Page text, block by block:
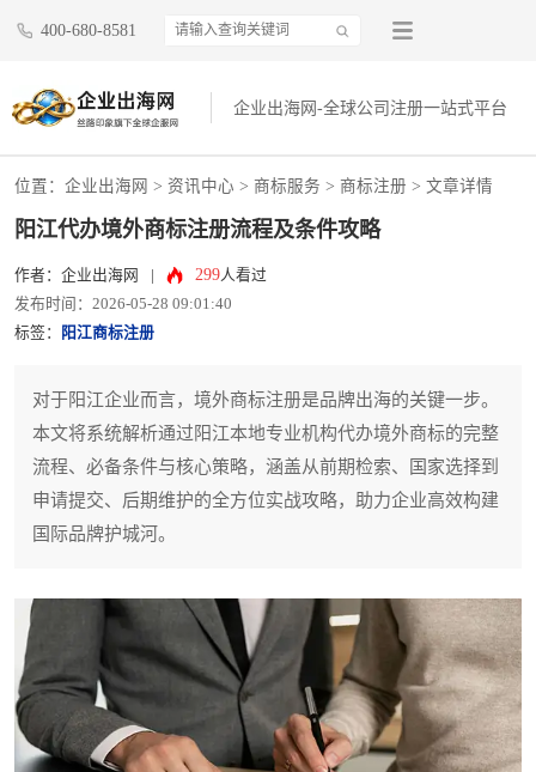
400-680-8581
企业出海网-全球公司注册一站式平台
位置： 企业出海网 > 资讯中心 > 商标服务 > 商标注册 > 文章详情
阳江代办境外商标注册流程及条件攻略
作者：企业出海网 299人看过
发布时间：2026-05-28 09:01:40
标签：
阳江商标注册
对于阳江企业而言，境外商标注册是品牌出海的关键一步。
本文将系统解析通过阳江本地专业机构代办境外商标的完整
流程、必备条件与核心策略，涵盖从前期检索、国家选择到
申请提交、后期维护的全方位实战攻略，助力企业高效构建
国际品牌护城河。